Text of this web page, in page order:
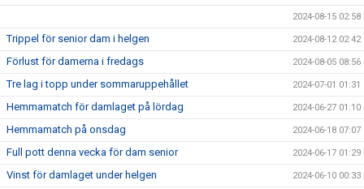
2024-08-15 02:58
Trippel för senior dam i helgen 2024-08-12 02:42
Förlust för damerna i fredags 2024-08-05 08:56
Tre lag i topp under sommaruppehållet 2024-07-01 01:31
Hemmamatch för damlaget på lördag 2024-06-27 01:10
Hemmamatch på onsdag 2024-06-18 07:07
Full pott denna vecka för dam senior 2024-06-17 01:29
Vinst för damlaget under helgen 2024-06-10 00:33